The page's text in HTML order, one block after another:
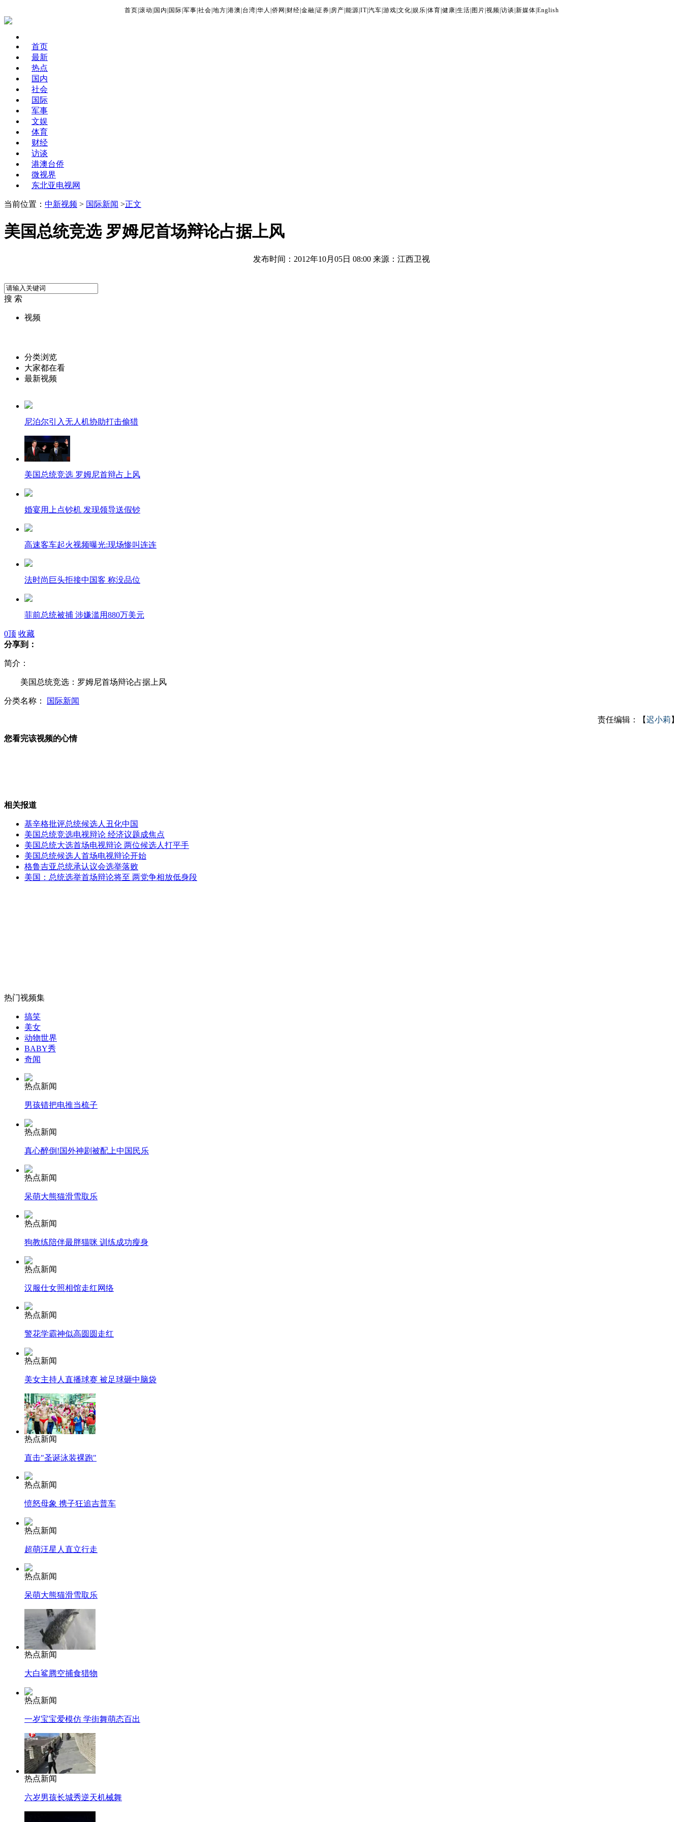
首页 滚动 国内 国际 军事 社会 地方 港澳 台湾 华人 侨网 财经 金融 证券 房产 能源 IT| 汽车 游戏 文化 娱乐 体育 健康 生活 图片 视频 访谈 新媒体 English
首页
最新
热点
国内
社会
国际
军事
文娱
体育
财经
访谈
港澳台侨
微视界
东北亚电视网
当前位置： 中新视频 > 国际新闻 >正文
美国总统竞选 罗姆尼首场辩论占据上风
发布时间：2012年10月05日 08:00 来源：江西卫视
搜 索
视频
分类浏览
大家都在看
最新视频
尼泊尔引入无人机协助打击偷猎
美国总统竞选 罗姆尼首辩占上风
婚宴用上点钞机 发现领导送假钞
高速客车起火视频曝光:现场惨叫连连
法时尚巨头拒接中国客 称没品位
菲前总统被捕 涉嫌滥用880万美元
澳洲失踪飞机残骸找到 无人生还
西安砸日系车主颅骨嫌犯被正式刑拘
女孩北京地铁殴打老人 痛下狠手拳打脚踢
无痛分娩是否安全 医生回应
安徽一实载49人客车翻车
走！跟着总书记去植树
纽约上演“枕头大战”
0顶 收藏
分享到：
简介：
美国总统竞选：罗姆尼首场辩论占据上风
分类名称： 国际新闻
责任编辑：【迟小莉 】
您看完该视频的心情
相关报道
基辛格批评总统候选人丑化中国
美国总统竞选电视辩论 经济议题成焦点
美国总统大选首场电视辩论 两位候选人打平手
美国总统候选人首场电视辩论开始
格鲁吉亚总统承认议会选举落败
美国：总统选举首场辩论将至 两党争相放低身段
热门视频集
搞笑
美女
动物世界
BABY秀
奇闻
热点新闻
男孩错把电推当梳子
热点新闻
真心醉倒!国外神剧被配上中国民乐
热点新闻
呆萌大熊猫滑雪取乐
热点新闻
狗教练陪伴最胖猫咪 训练成功瘦身
热点新闻
汉服仕女照相馆走红网络
热点新闻
警花学霸神似高圆圆走红
热点新闻
美女主持人直播球赛 被足球砸中脑袋
热点新闻
直击"圣诞泳装裸跑"
热点新闻
愤怒母象 携子狂追吉普车
热点新闻
超萌汪星人直立行走
热点新闻
呆萌大熊猫滑雪取乐
热点新闻
大白鲨腾空捕食猎物
热点新闻
一岁宝宝爱模仿 学街舞萌态百出
热点新闻
六岁男孩长城秀逆天机械舞